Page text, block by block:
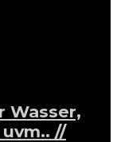
Wasser,
//